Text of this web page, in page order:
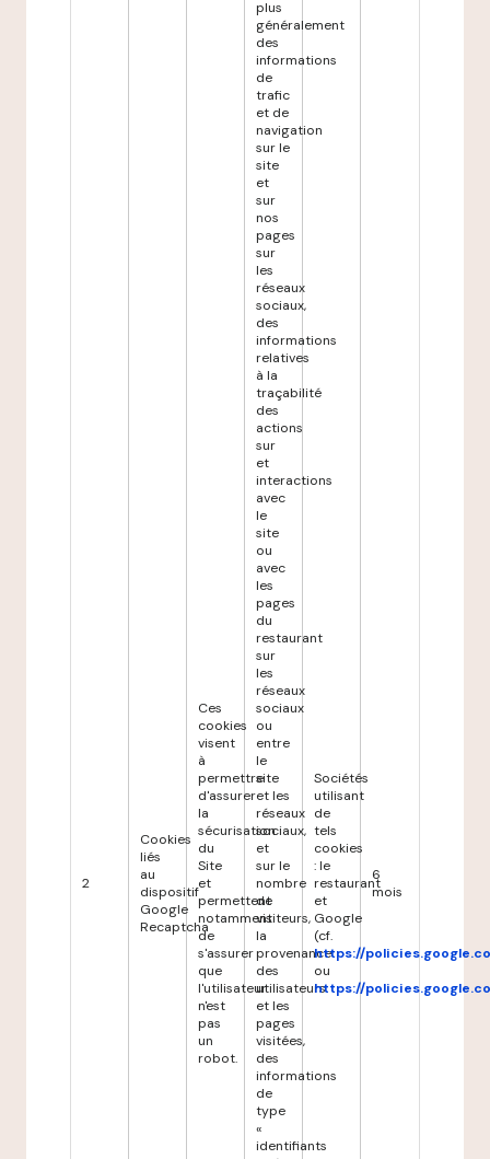
2
Cookies
liés
au
dispositif
Google
Recaptcha
Ces
cookies
visent
à
permettre
d'assurer
la
sécurisation
du
Site
et
permettent
notamment
de
s'assurer
que
l'utilisateur
n'est
pas
un
robot.
plus
généralement
des
informations
de
trafic
et de
navigation
sur le
site
et
sur
nos
pages
sur
les
réseaux
sociaux,
des
informations
relatives
à la
traçabilité
des
actions
sur
et
interactions
avec
le
site
ou
avec
les
pages
du
restaurant
sur
les
réseaux
sociaux
ou
entre
le
site
et les
réseaux
sociaux,
et
sur le
nombre
de
visiteurs,
la
provenance
des
utilisateurs
et les
pages
visitées,
des
informations
de
type
«
identifiants
Sociétés
utilisant
de
tels
cookies
: le
restaurant
et
Google
(cf.
https://
ou
https://
6
mois